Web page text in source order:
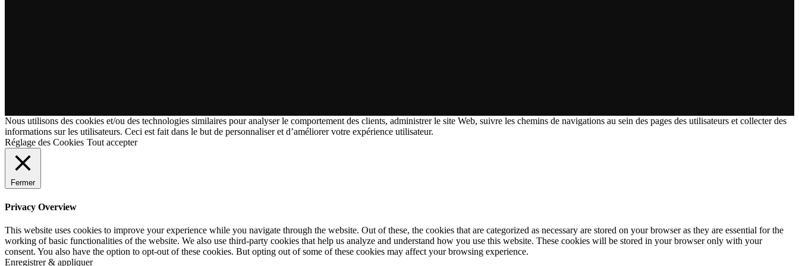
Nous utilisons des cookies et/ou des technologies similaires pour analyser le comportement des clients, administrer le site Web, suivre les chemins de navigations au sein des pages des utilisateurs et collecter des
informations sur les utilisateurs. Ceci est fait dans le but de personnaliser et d’améliorer votre expérience utilisateur.
Réglage des Cookies Tout accepter
Fermer
Privacy Overview
This website uses cookies to improve your experience while you navigate through the website. Out of these, the cookies that are categorized as necessary are stored on your browser as they are essential for the
working of basic functionalities of the website. We also use third-party cookies that help us analyze and understand how you use this website. These cookies will be stored in your browser only with your
consent. You also have the option to opt-out of these cookies. But opting out of some of these cookies may affect your browsing experience.
Enregistrer & appliquer